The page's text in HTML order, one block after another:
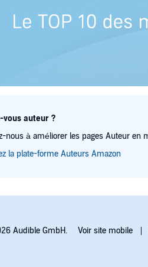
vous auteur ?
nous à améliorer les pages Auteur en
la plate-forme Auteurs Amazon
Audible GmbH. Voir site mobile